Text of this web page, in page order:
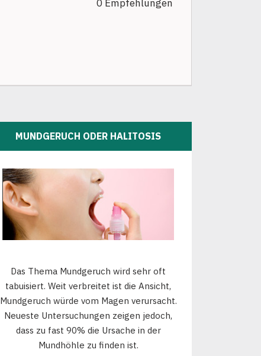
0 Empfehlungen
MUNDGERUCH ODER HALITOSIS
Das Thema Mundgeruch wird sehr oft
tabuisiert. Weit verbreitet ist die Ansicht,
Mundgeruch würde vom Magen verursacht.
Neueste Untersuchungen zeigen jedoch,
dass zu fast 90% die Ursache in der
Mundhöhle zu finden ist.